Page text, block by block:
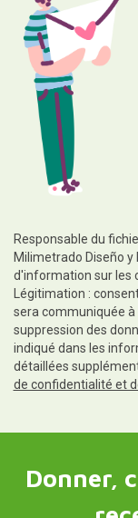
Responsable du
Milimetrado Diseño y
d'information sur les
Légitimation :
sera communiquée à
suppression des
indiqué dans les
détaillées
de confidentialité et
Donner,